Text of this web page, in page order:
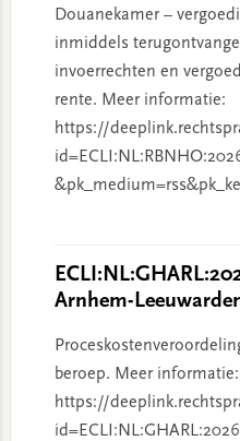
Douanekamer –
inmiddels
invoerrechten en
rente. Meer informatie:
https://
Arnhem-
beroep. Meer informatie:
https://